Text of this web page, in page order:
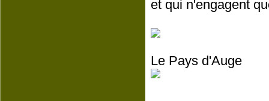
et qui n'engagent
Le Pays d'Auge